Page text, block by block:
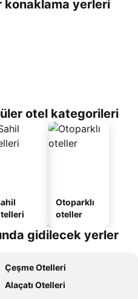
konaklama yerleri
otel kategorileri
Otoparklı
oteller
gidilecek yerler
Çeşme Otelleri
Alaçatı Otelleri